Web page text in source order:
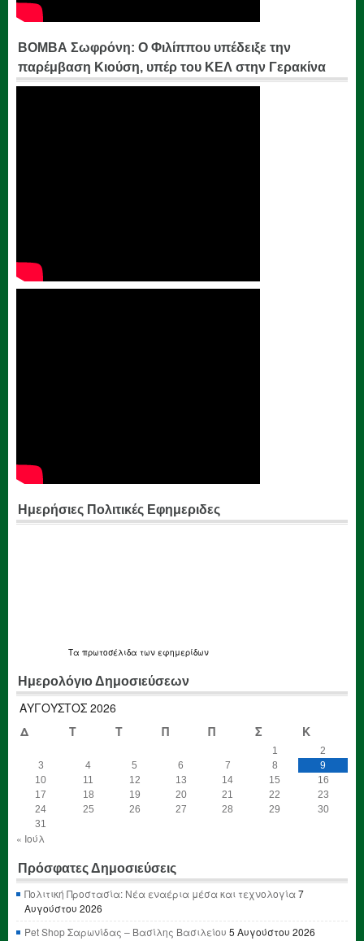
ΒΟΜΒΑ Σωφρόνη: Ο Φιλίππου υπέδειξε την
παρέμβαση Κιούση, υπέρ του ΚΕΛ στην Γερακίνα
Ημερήσιες Πολιτικές Εφημεριδες
Τα πρωτοσέλιδα των εφημερίδων
Ημερολόγιο Δημοσιεύσεων
ΑΎΓΟΥΣΤΟΣ 2026
Δ
Τ Τ Π Π Σ Κ
1
2
3
4 5 6 7 8
9
10
11 12 13 14 15
16
17
18 19 20 21 22
23
24
25 26 27 28 29
30
31
« Ιούλ
Πρόσφατες Δημοσιεύσεις
Πολιτική Προστασία: Νέα εναέρια μέσα και τεχνολογία7
Αυγούστου 2026
Pet Shop Σαρωνίδας – Βασίλης Βασιλείου 5 Αυγούστου 2026